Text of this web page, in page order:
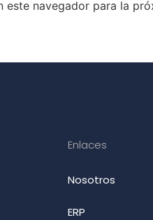
navegador para la
Enlaces
Nosotros
ERP